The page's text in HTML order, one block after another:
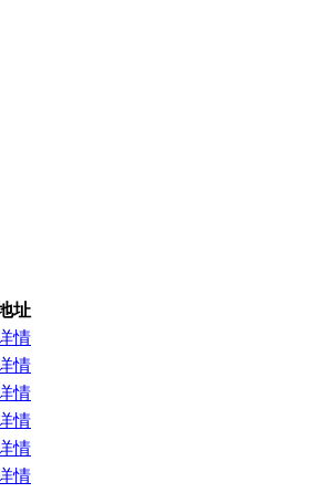
址
情
情
情
情
情
情